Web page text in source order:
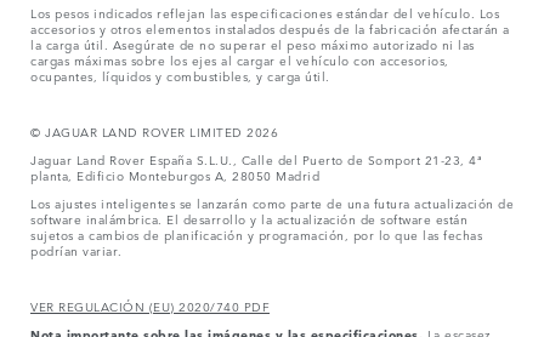
Los pesos indicados reflejan las especificaciones estándar del vehículo. Los
accesorios y otros elementos instalados después de la fabricación afectarán a
la carga útil. Asegúrate de no superar el peso máximo autorizado ni las
cargas máximas sobre los ejes al cargar el vehículo con accesorios,
ocupantes, líquidos y combustibles, y carga útil.
© JAGUAR LAND ROVER LIMITED 2026
Jaguar Land Rover España S.L.U., Calle del Puerto de Somport 21-23, 4ª
planta, Edificio Monteburgos A, 28050 Madrid
Los ajustes inteligentes se lanzarán como parte de una futura actualización de
software inalámbrica. El desarrollo y la actualización de software están
sujetos a cambios de planificación y programación, por lo que las fechas
podrían variar.
VER REGULACIÓN (EU) 2020/740 PDF
Nota importante sobre las imágenes y las especificaciones. La escasez